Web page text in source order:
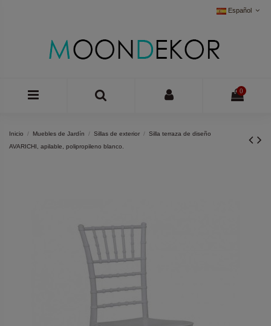
Español
0
Inicio Muebles de Jardín Sillas de exterior
Silla terraza de diseño
AVARICHI, apilable, polipropileno blanco.